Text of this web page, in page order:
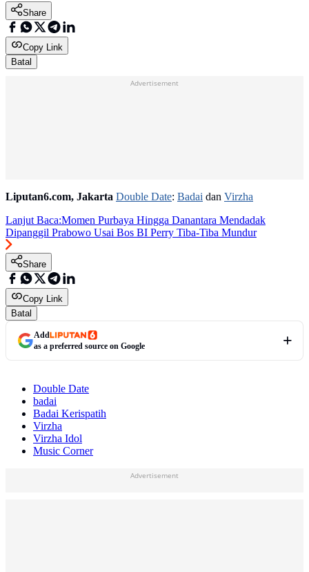
Share
Copy Link
Batal
Advertisement
Liputan6.com, Jakarta Double Date: Badai dan Virzha
Lanjut Baca:Momen Purbaya Hingga Danantara Mendadak
Dipanggil Prabowo Usai Bos BI Perry Tiba-Tiba Mundur
Share
Copy Link
Batal
Add
as a preferred source on Google
Double Date
badai
Badai Kerispatih
Virzha
Virzha Idol
Music Corner
Advertisement